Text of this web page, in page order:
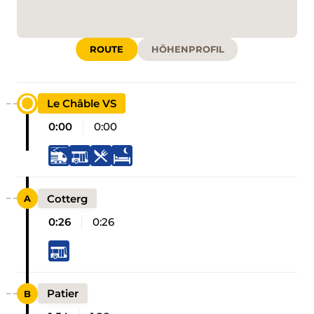
ROUTE HÖHENPROFIL
Le Châble VS
0:00
0:00
Cotterg
0:26
0:26
Patier